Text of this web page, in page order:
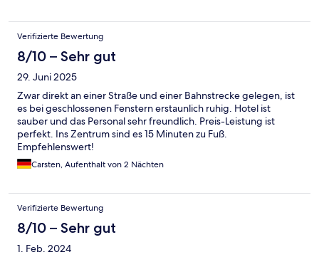
Verifizierte Bewertung
8/10 – Sehr gut
29. Juni 2025
Zwar direkt an einer Straße und einer Bahnstrecke gelegen, ist
es bei geschlossenen Fenstern erstaunlich ruhig. Hotel ist
sauber und das Personal sehr freundlich. Preis-Leistung ist
perfekt. Ins Zentrum sind es 15 Minuten zu Fuß.
Empfehlenswert!
Carsten, Aufenthalt von 2 Nächten
Verifizierte Bewertung
8/10 – Sehr gut
1. Feb. 2024